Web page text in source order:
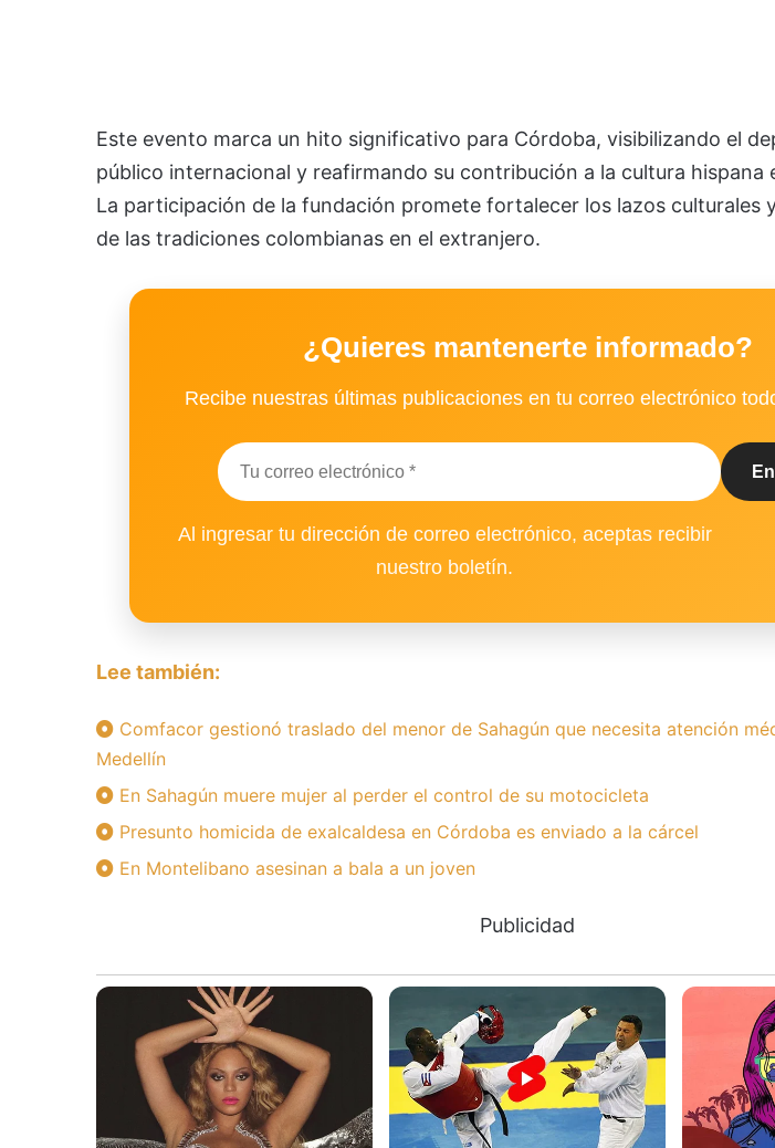
Este evento marca un hito significativo para Córdoba, visibilizando el
público internacional y reafirmando su contribución a la cultura hispana
La participación de la fundación promete fortalecer los lazos culturales
de las tradiciones colombianas en el extranjero.
¿Quieres mantenerte informado?
Recibe nuestras últimas publicaciones en tu correo electrónico
Al ingresar tu dirección de correo electrónico, aceptas recibir
nuestro boletín.
Lee también:
Comfacor gestionó traslado del menor de Sahagún que necesita atención
Medellín
En Sahagún muere mujer al perder el control de su motocicleta
Presunto homicida de exalcaldesa en Córdoba es enviado a la cárcel
En Montelibano asesinan a bala a un joven
Publicidad